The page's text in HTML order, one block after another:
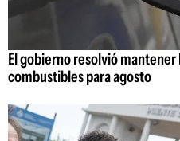
El gobierno resolvió mantener
combustibles para agosto